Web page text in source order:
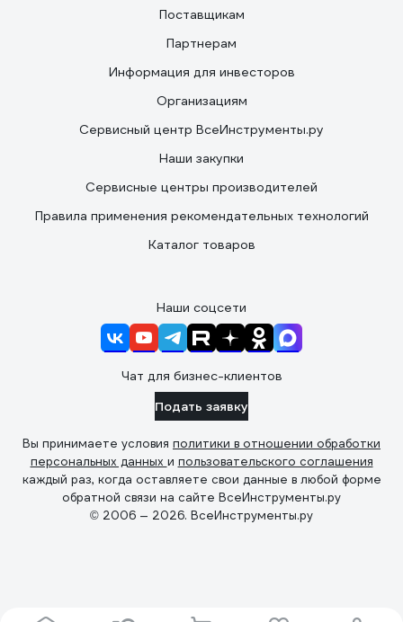
Поставщикам
Партнерам
Информация для инвесторов
Организациям
Сервисный центр ВсеИнструменты.ру
Наши закупки
Сервисные центры производителей
Правила применения рекомендательных технологий
Каталог товаров
Наши соцсети
Чат для бизнес-клиентов
Подать заявку
Вы принимаете условия политики в отношении обработки
персональных данных и пользовательского соглашения
каждый раз, когда оставляете свои данные в любой форме
обратной связи на сайте ВсеИнструменты.ру
© 2006 — 2026. ВсеИнструменты.ру